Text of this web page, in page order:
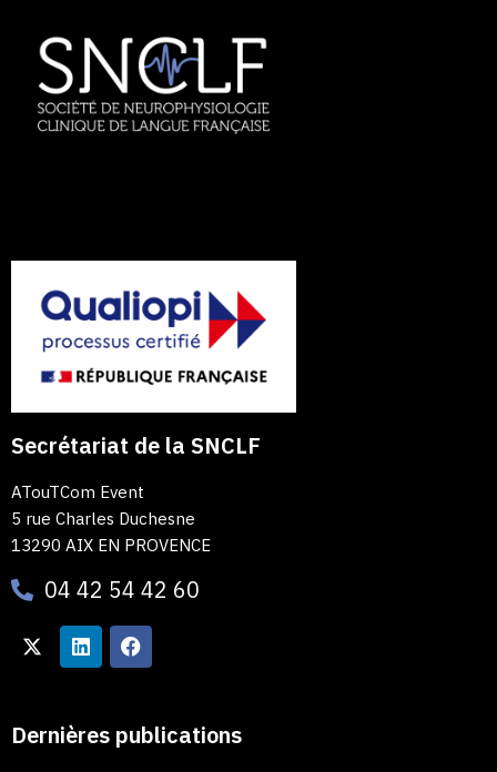
Secrétariat de la SNCLF
ATouTCom Event
5 rue Charles Duchesne
13290 AIX EN PROVENCE
04 42 54 42 60
Dernières publications